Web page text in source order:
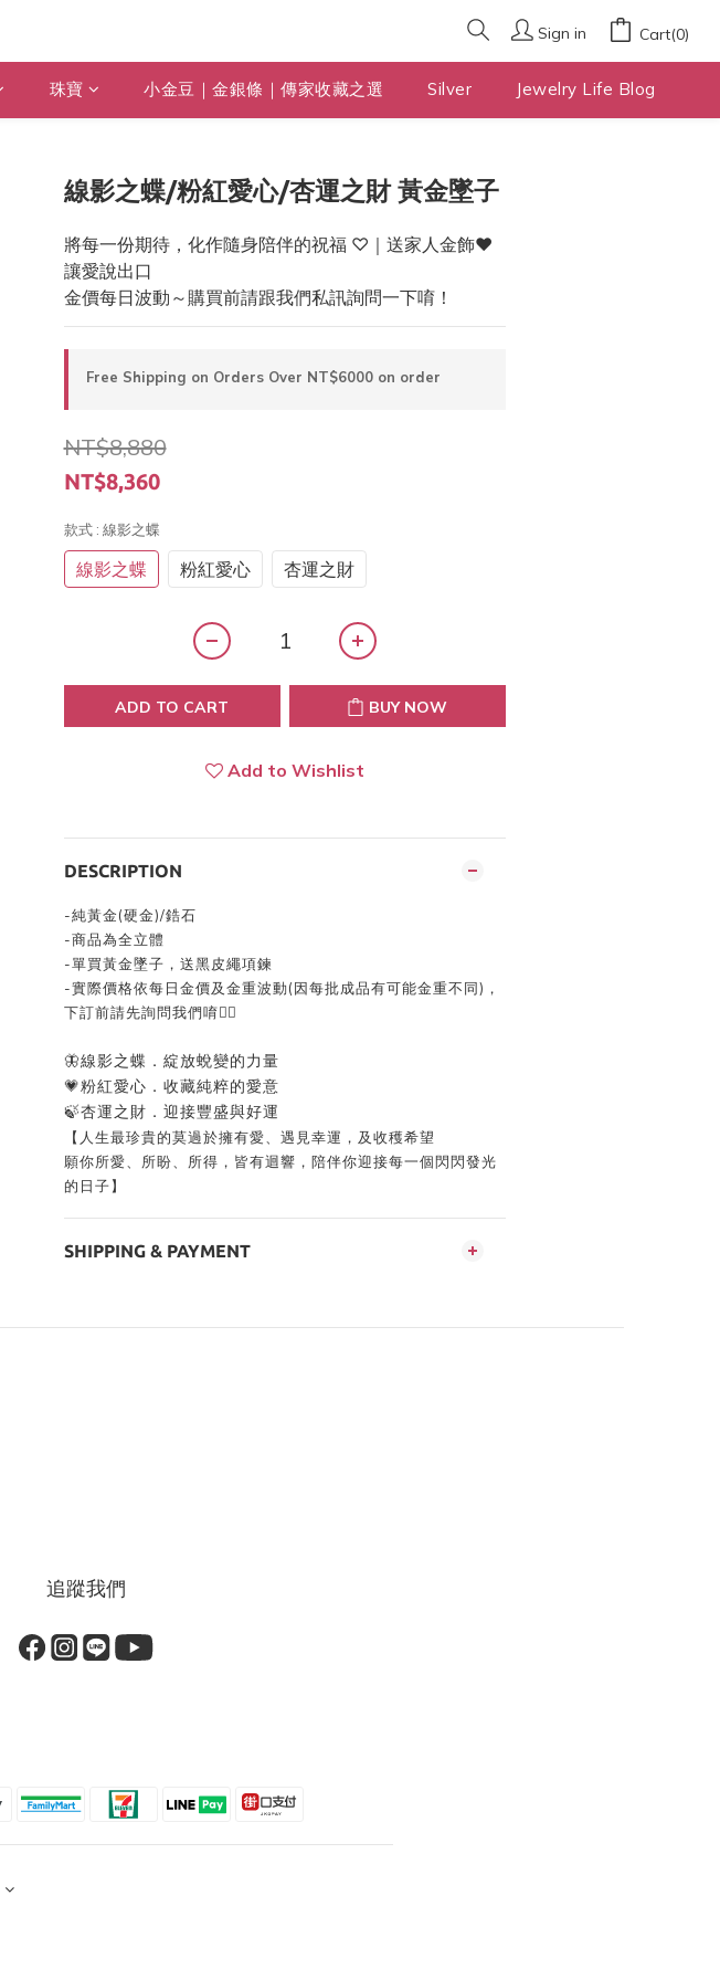
Sign in Cart(0)
珠寶 小金豆｜金銀條｜傳家收藏之選 Silver Jewelry Life Blog
線影之蝶/粉紅愛心/杏運之財 黃金墜子
將每一份期待，化作隨身陪伴的祝福 ♡｜送家人金飾❤️
讓愛說出口
金價每日波動～購買前請跟我們私訊詢問一下唷！
Free Shipping on Orders Over NT$6000 on order
NT$8,880
NT$8,360
款式 : 線影之蝶
線影之蝶 粉紅愛心 杏運之財
ADD TO CART BUY NOW
Add to Wishlist
DESCRIPTION
-純黃金(硬金)/鋯石
-商品為全立體
-單買黃金墜子，送黑皮繩項鍊
-實際價格依每日金價及金重波動(因每批成品有可能金重不同) ，
下訂前請先詢問我們唷👍🏻
🦋線影之蝶．綻放蛻變的力量
💗粉紅愛心．收藏純粹的愛意
🍃杏運之財．迎接豐盛與好運
【人生最珍貴的莫過於擁有愛、遇見幸運，及收穫希望
願你所愛、所盼、所得，皆有迴響，陪伴你迎接每一個閃閃發光
的日子】
SHIPPING & PAYMENT
追蹤我們